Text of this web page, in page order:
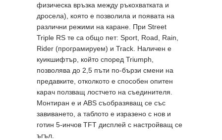
физическа връзка между ръкохватката и
дросела), която е позволила и появата на
различни режими на каране. При Street
Triple RS те са общо пет: Sport, Road, Rain,
Rider (програмируем) и Track. Наличен е
куикшифтър, който според Triumph,
позволява до 2,5 пъти по-бързи смени на
предавките, отколкото е способен опитен
карач ползващ лостчето на съединителя.
Монтиран е и ABS съобразяващ се със
завиването, а таблото е изразено с нов и
готин 5-инчов TFT дисплей с настройващ се
ъгъл.